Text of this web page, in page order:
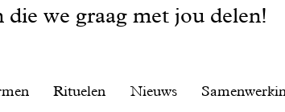
die we graag met jou delen!
Rituelen Nieuws